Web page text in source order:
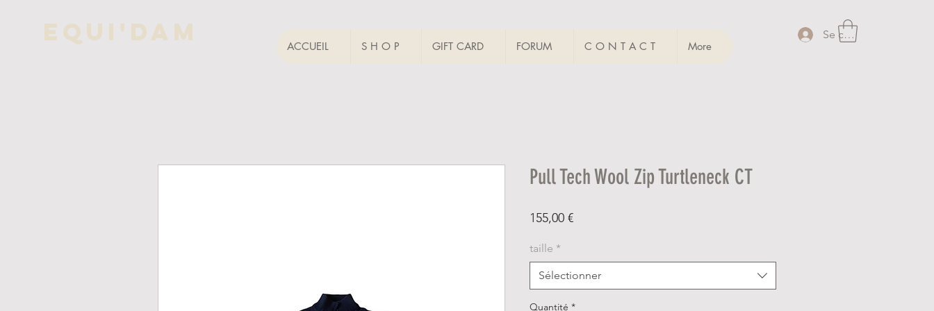
Equi'Dam
Se connecter
ACCUEIL
S H O P GIFT CARD FORUM C O N T A C T More
Pull Tech Wool Zip Turtleneck CT
155,00 €Prix
taille *
Sélectionner
Quantité *